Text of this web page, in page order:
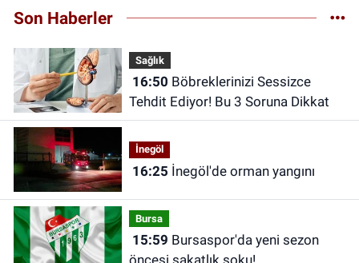
Son Haberler
Sağlık
16:50
Tehdit Ediyor! Bu 3 Soruna Dikkat
İnegöl
16:25 İnegöl'de orman yangını
Bursa
15:59